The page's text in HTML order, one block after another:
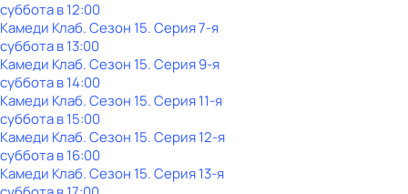
субботав12:00
Камеди Клаб. Сезон 15. Серия 7-я
субботав13:00
Камеди Клаб. Сезон 15. Серия 9-я
субботав14:00
Камеди Клаб. Сезон 15. Серия 11-я
субботав15:00
Камеди Клаб. Сезон 15. Серия 12-я
субботав16:00
Камеди Клаб. Сезон 15. Серия 13-я